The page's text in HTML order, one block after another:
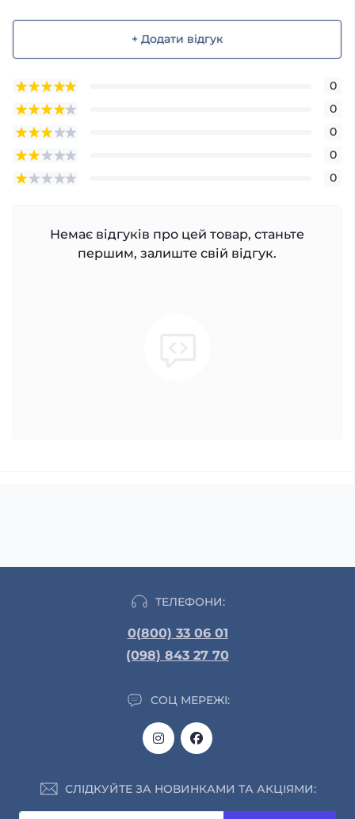
+ Додати відгук
0
0
0
0
0
Немає відгуків про цей товар, станьте
першим, залиште свій відгук.
ТЕЛЕФОНИ:
0(800) 33 06 01
(098) 843 27 70
СОЦ МЕРЕЖІ:
СЛІДКУЙТЕ ЗА НОВИНКАМИ ТА АКЦІЯМИ: